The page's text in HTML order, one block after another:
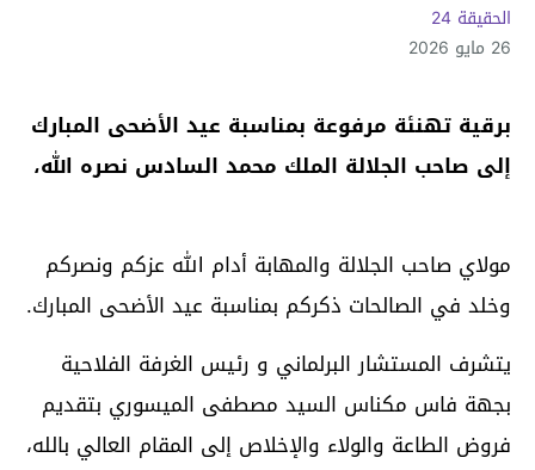
الحقيقة 24
26 مايو 2026
برقية تهنئة مرفوعة بمناسبة عيد الأضحى المبارك
إلى صاحب الجلالة الملك محمد السادس نصره الله،
مولاي صاحب الجلالة والمهابة أدام الله عزكم ونصركم
وخلد في الصالحات ذكركم بمناسبة عيد الأضحى المبارك.
يتشرف المستشار البرلماني و رئيس الغرفة الفلاحية
بجهة فاس مكناس السيد مصطفى الميسوري بتقديم
فروض الطاعة والولاء والإخلاص إلى المقام العالي بالله،